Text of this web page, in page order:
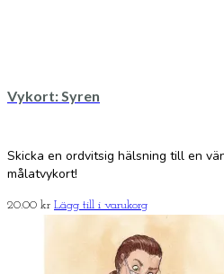
Vykort: Syren
Skicka en ordvitsig hälsning till en
målatvykort!
20.00 kr Lägg till i varukorg